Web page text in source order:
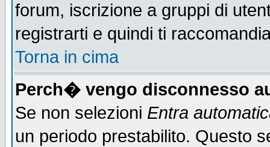
forum, iscrizione a gruppi di
registrarti e quindi ti
Torna in cima
Perch� vengo disconnesso
Se non selezioni Entra
un periodo prestabilito. Questo